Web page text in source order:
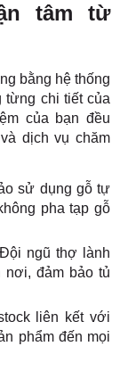
tâm từ
bằng hệ thống
từng chi tiết của
của bạn đều
dịch vụ chăm
sử dụng gỗ tự
pha tạp gỗ
Đội ngũ thợ lành
nơi, đảm bảo tủ
liên kết với
phẩm đến mọi